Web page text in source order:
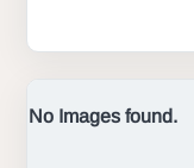
No Images found.